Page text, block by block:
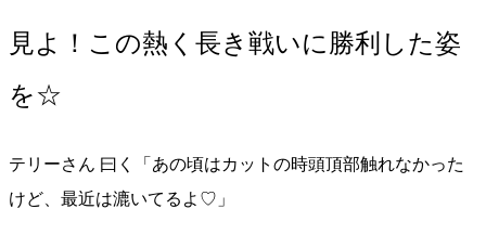
見よ！この熱く長き戦いに勝利した姿
を☆
テリーさん 曰く「あの頃はカットの時頭頂部触れなかった
けど、最近は漉いてるよ♡」